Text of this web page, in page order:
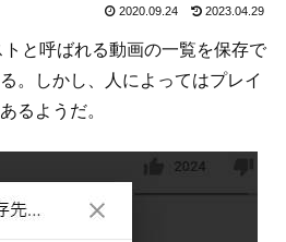
2020.09.24 2023.04.29
と呼ばれる動画の一覧を保存で
。しかし、人によってはプレイ
るようだ。